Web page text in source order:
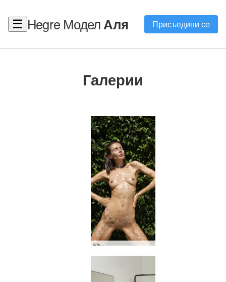
☰ Hegre МоделАля Присъедини се
Галерии
Аля гола и креативна